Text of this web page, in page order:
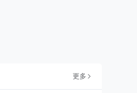
更多 